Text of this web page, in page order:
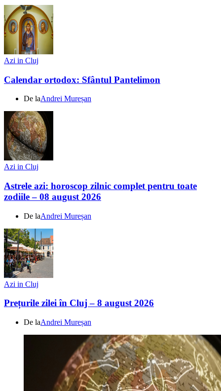
Azi in Cluj
Calendar ortodox: Sfântul Pantelimon
De laAndrei Mureșan
Azi in Cluj
Astrele azi: horoscop zilnic complet pentru toate
zodiile – 08 august 2026
De laAndrei Mureșan
Azi in Cluj
Prețurile zilei în Cluj – 8 august 2026
De laAndrei Mureșan